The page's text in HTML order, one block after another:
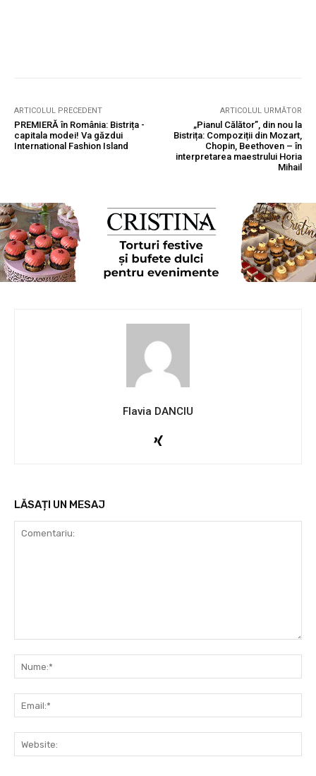
ARTICOLUL PRECEDENT
PREMIERĂ în România: Bistrița -
capitala modei! Va găzdui
International Fashion Island
ARTICOLUL URMĂTOR
„Pianul Călător”, din nou la
Bistrița: Compoziții din Mozart,
Chopin, Beethoven – în
interpretarea maestrului Horia
Mihail
Flavia DANCIU
LĂSAȚI UN MESAJ